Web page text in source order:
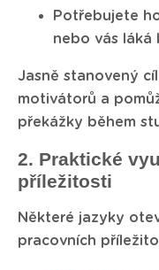
Potřebujete
nebo vás láká
Jasně stanovený
motivátorů a
překážky během
2. Praktické
příležitosti
Některé jazyky
pracovních